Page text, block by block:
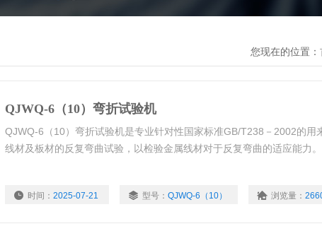
您现在的位置：
QJWQ-6（10）弯折试验机
QJWQ-6（10）弯折试验机是专业针对性国家标准GB/T238－2002的用
线材及板材的反复弯曲试验，以检验金属线材对于反复弯曲的适应能力。
时间： 2025-07-21 型号： QJWQ-6（10） 浏览量：